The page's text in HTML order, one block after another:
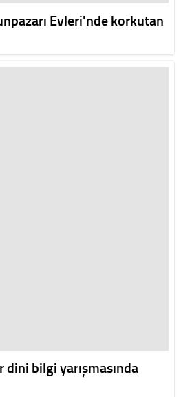
Evleri'nde korkutan
bilgi yarışmasında